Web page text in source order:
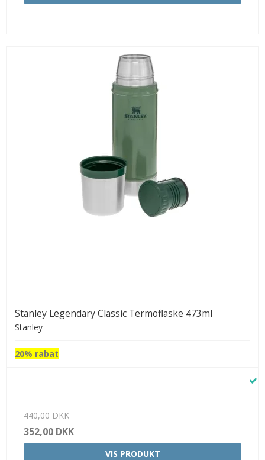
Stanley Legendary Classic Termoflaske 473ml
Stanley
20% rabat
440,00 DKK
352,00 DKK
VIS PRODUKT